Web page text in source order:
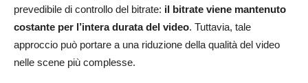
prevedibile di controllo del bitrate: il bitrate viene mantenuto
costante per l’intera durata del video. Tuttavia, tale
approccio può portare a una riduzione della qualità del video
nelle scene più complesse.